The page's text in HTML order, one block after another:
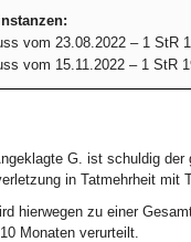
vom 23.08.2022 – 1 StR
vom 15.11.2022 – 1 StR
G. ist schuldig der
in Tatmehrheit mit
hierwegen zu einer
Monaten verurteilt.